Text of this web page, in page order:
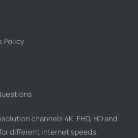
Policy
channels 4K, FHD, HD and
for different internet speeds.